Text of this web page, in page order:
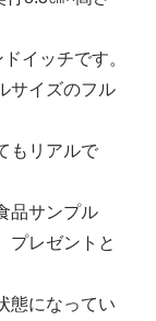
イッチです。
サイズのフル
もリアルで
品サンプル
プレゼントと
態になってい